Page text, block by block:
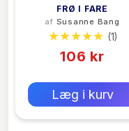
FRØ I FARE
af Susanne Bang
(1)
106 kr
Læg i kurv